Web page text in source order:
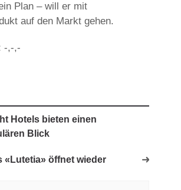
Plan – will er mit
auf den Markt gehen.
-,-,-
Hotels bieten einen
Blick
«Lutetia» öffnet wieder